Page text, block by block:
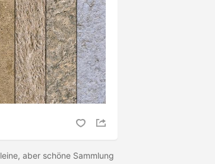
aber schöne Sammlung